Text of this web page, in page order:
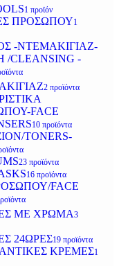
1 προϊόν
ΠΡΟΣΩΠΟΥ1
-ΝΤΕΜΑΚΙΓΙΑΖ-
CLEANSING -
2 προϊόντα
FACE
10 προϊόντα
TONERS-
23 προϊόντα
16 προϊόντα
FACE
ΜΕ ΧΡΩΜΑ3
24ΩΡΕΣ19 προϊόντα
ΚΡΕΜΕΣ1